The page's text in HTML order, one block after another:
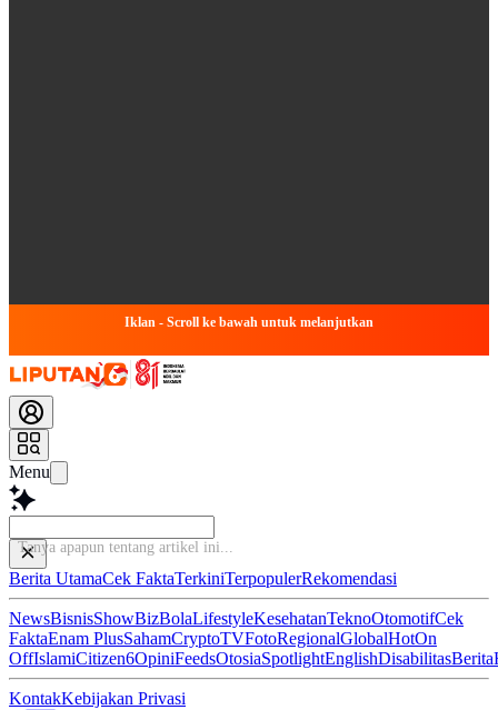
Iklan - Scroll ke bawah untuk melanjutkan
Menu
Tanya apapun tentang arti
Berita UtamaCek FaktaTerkiniTerpopulerRekomendasi
NewsBisnisShowBizBolaLifestyleKesehatanTeknoOtomotifCek
FaktaEnam PlusSahamCryptoTVFotoRegionalGlobalHotOn
OffIslamiCitizen6OpiniFeedsOtosiaSpotlightEnglishDisabilitasBerita
KontakKebijakan Privasi